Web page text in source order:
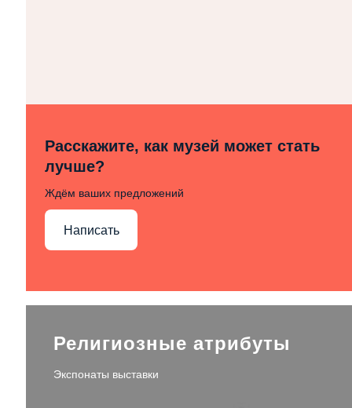
Расскажите, как музей может стать
лучше?
Ждём ваших предложений
Написать
Религиозные атрибуты
Экспонаты выставки